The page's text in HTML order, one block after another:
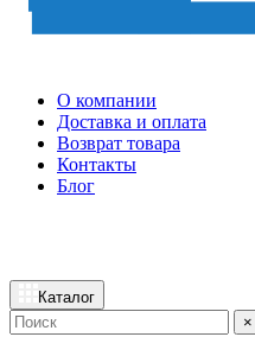
О компании
Доставка и оплата
Возврат товара
Контакты
Блог
Каталог
×